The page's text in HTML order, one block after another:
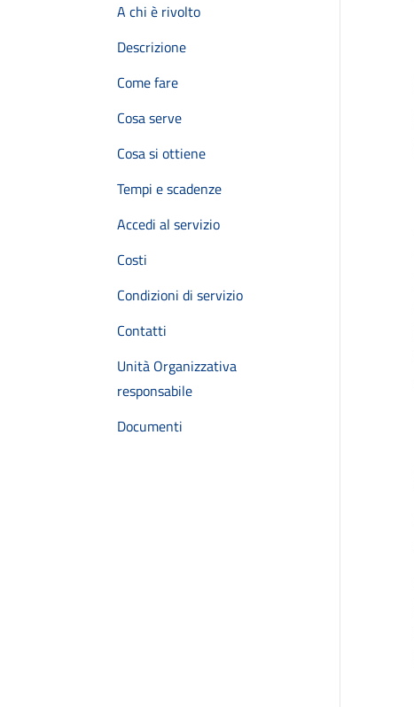
A chi è rivolto
Descrizione
Come fare
Cosa serve
Cosa si ottiene
Tempi e scadenze
Accedi al servizio
Costi
Condizioni di servizio
Contatti
Unità Organizzativa
responsabile
Documenti